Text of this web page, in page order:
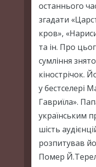
останнього
згадати
кров»,
та ін. Про
сумління
кінострічок.
у бестселері
Гавриїла».
українським
шість
розпитував
Помер